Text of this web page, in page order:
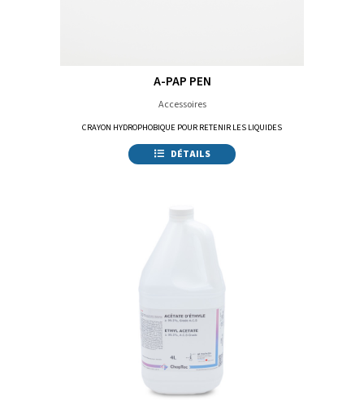
A-PAP PEN
Accessoires
CRAYON HYDROPHOBIQUE POUR RETENIR LES LIQUIDES
DÉTAILS